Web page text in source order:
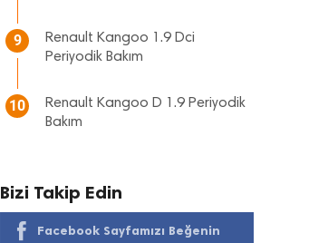
9
Renault Kangoo 1.9 Dci
Periyodik Bakım
10
Renault Kangoo D 1.9 Periyodik
Bakım
Bizi Takip Edin
Facebook Sayfamızı Beğenin